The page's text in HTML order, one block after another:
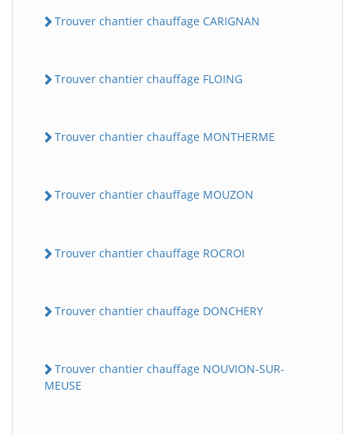
Trouver chantier chauffage CARIGNAN
Trouver chantier chauffage FLOING
Trouver chantier chauffage MONTHERME
Trouver chantier chauffage MOUZON
Trouver chantier chauffage ROCROI
Trouver chantier chauffage DONCHERY
Trouver chantier chauffage NOUVION-SUR-
MEUSE